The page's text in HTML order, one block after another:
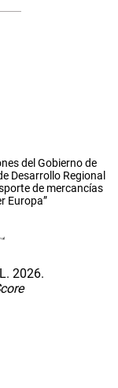
del Gobierno de
Desarrollo Regional
de mercancías
Europa”
2026.